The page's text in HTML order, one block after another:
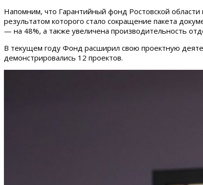
Напомним, что Гарантийный фонд Ростовской
результатом которого стало сокращение пакета
— на 48%, а также увеличена производительность
В текущем году Фонд расширил свою проектную
демонстрировались 12 проектов.